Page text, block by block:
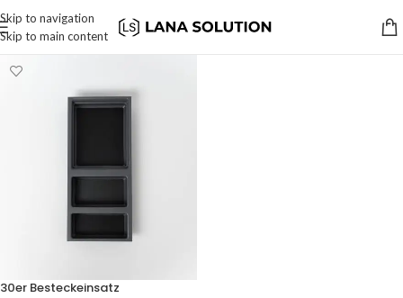
Skip to navigation
Skip to main content
30er Besteckeinsatz